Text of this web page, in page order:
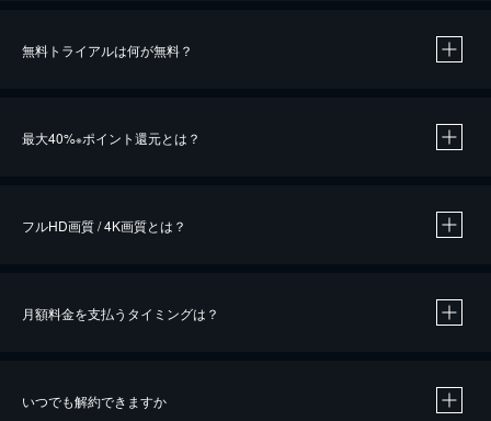
無料トライアルは何が無料？
最大40%※ポイント還元とは？
※40％ポイント還元の対象は、クレジットカード決済による作品の購入 / レンタルです。
フルHD画質 / 4K画質とは？
月額料金を支払うタイミングは？
いつでも解約できますか